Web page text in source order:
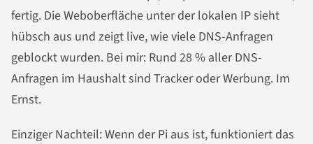
fertig. Die Weboberfläche unter der lokalen IP sieht
hübsch aus und zeigt live, wie viele DNS-Anfragen
geblockt wurden. Bei mir: Rund 28 % aller DNS-
Anfragen im Haushalt sind Tracker oder Werbung. Im
Ernst.
Einziger Nachteil: Wenn der Pi aus ist, funktioniert das